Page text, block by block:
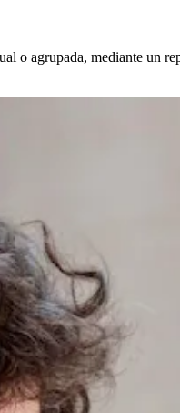
agrupada, mediante un